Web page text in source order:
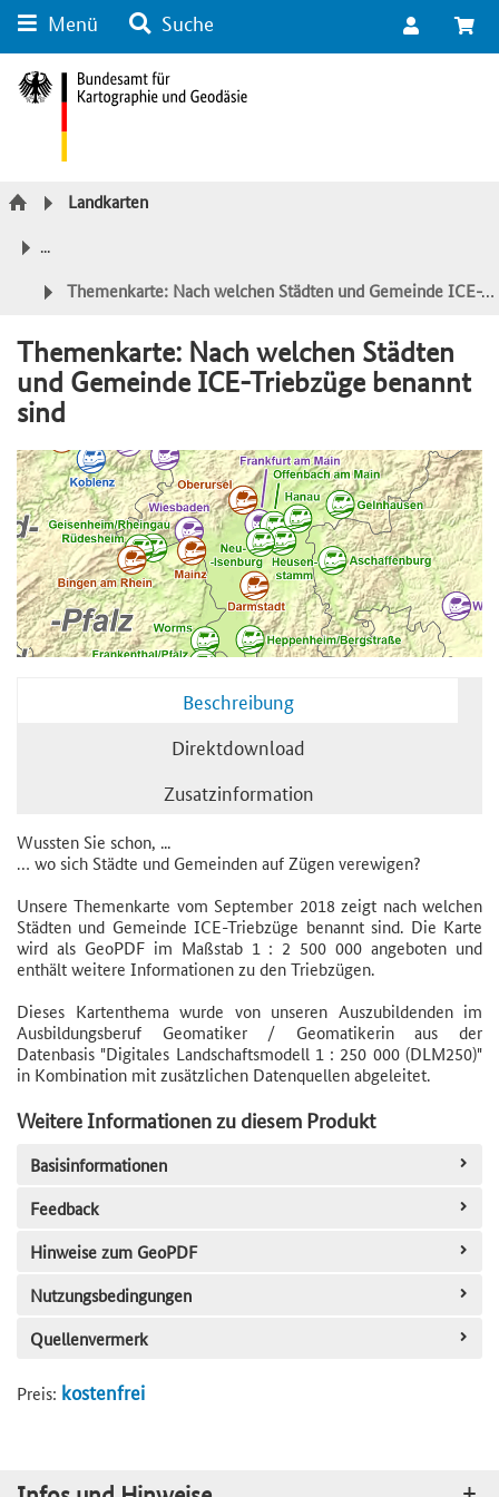
Kategorie Navigation
Menü Suche
Landkarten
...
Themenkarte: Nach welchen Städten und Gemeinde ICE-Triebzüge benannt sind
Themenkarte: Nach welchen Städten
und Gemeinde ICE-Triebzüge benannt
sind
Beschreibung
Direktdownload
Zusatzinformation
Wussten Sie schon, ...
… wo sich Städte und Gemeinden auf Zügen verewigen?
Unsere Themenkarte vom September 2018 zeigt nach welchen
Städten und Gemeinde ICE-Triebzüge benannt sind. Die Karte
wird als GeoPDF im Maßstab 1 : 2 500 000 angeboten und
enthält weitere Informationen zu den Triebzügen.
Dieses Kartenthema wurde von unseren Auszubildenden im
Ausbildungsberuf Geomatiker / Geomatikerin aus der
Datenbasis "Digitales Landschaftsmodell 1 : 250 000 (DLM250)"
in Kombination mit zusätzlichen Datenquellen abgeleitet.
Weitere Informationen zu diesem Produkt
Basisinformationen
Feedback
Hinweise zum GeoPDF
Nutzungsbedingungen
Quellenvermerk
Preis: kostenfrei